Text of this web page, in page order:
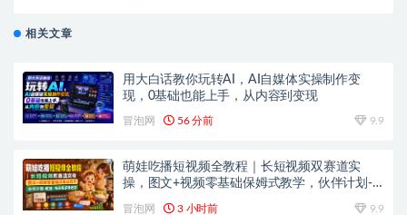
相关文章
用大白话教你玩转AI，AI自媒体实操制作变
现，0基础也能上手，从内容到变现
冒泡网 56 分前 9.9
萌娃吃播短视频全教程｜长短视频双赛道实
操，图文+视频零基础保姆式教学，伙伴计划-
冒泡网 3 小时前 9.9